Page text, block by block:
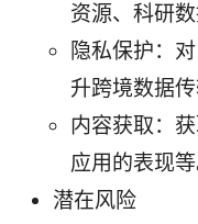
资源、科研
隐私保护：
升跨境数据传
内容获取：
应用的表现等
潜在风险